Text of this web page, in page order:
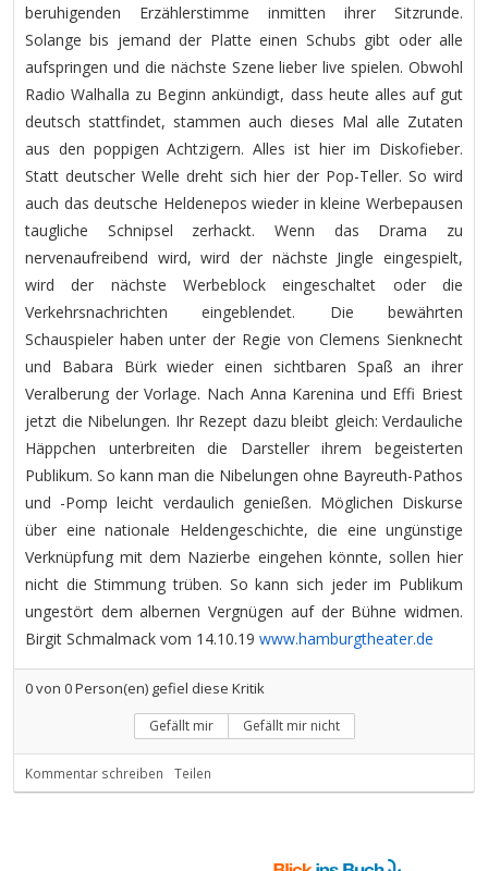
beruhigenden Erzählerstimme inmitten ihrer Sitzrunde.
Solange bis jemand der Platte einen Schubs gibt oder alle
aufspringen und die nächste Szene lieber live spielen. Obwohl
Radio Walhalla zu Beginn ankündigt, dass heute alles auf gut
deutsch stattfindet, stammen auch dieses Mal alle Zutaten
aus den poppigen Achtzigern. Alles ist hier im Diskofieber.
Statt deutscher Welle dreht sich hier der Pop-Teller. So wird
auch das deutsche Heldenepos wieder in kleine Werbepausen
taugliche Schnipsel zerhackt. Wenn das Drama zu
nervenaufreibend wird, wird der nächste Jingle eingespielt,
wird der nächste Werbeblock eingeschaltet oder die
Verkehrsnachrichten eingeblendet. Die bewährten
Schauspieler haben unter der Regie von Clemens Sienknecht
und Babara Bürk wieder einen sichtbaren Spaß an ihrer
Veralberung der Vorlage. Nach Anna Karenina und Effi Briest
jetzt die Nibelungen. Ihr Rezept dazu bleibt gleich: Verdauliche
Häppchen unterbreiten die Darsteller ihrem begeisterten
Publikum. So kann man die Nibelungen ohne Bayreuth-Pathos
und -Pomp leicht verdaulich genießen. Möglichen Diskurse
über eine nationale Heldengeschichte, die eine ungünstige
Verknüpfung mit dem Nazierbe eingehen könnte, sollen hier
nicht die Stimmung trüben. So kann sich jeder im Publikum
ungestört dem albernen Vergnügen auf der Bühne widmen.
Birgit Schmalmack vom 14.10.19 www.hamburgtheater.de
0von 0Person(en) gefiel diese Kritik
Gefällt mir Gefällt mir nicht
Kommentar schreiben Teilen